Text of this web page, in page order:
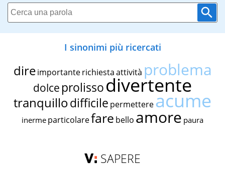
I sinonimi più ricercati
dire importante richiestaattività problema
dolce prolissodivertente
tranquillodifficile permettereacume
inerme particolarefare bello amore paura
SAPERE